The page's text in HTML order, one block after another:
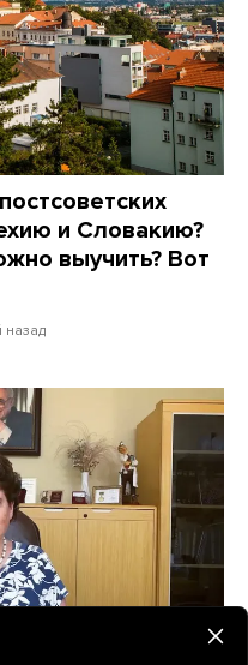
и Словакию?
выучить? Вот
назад